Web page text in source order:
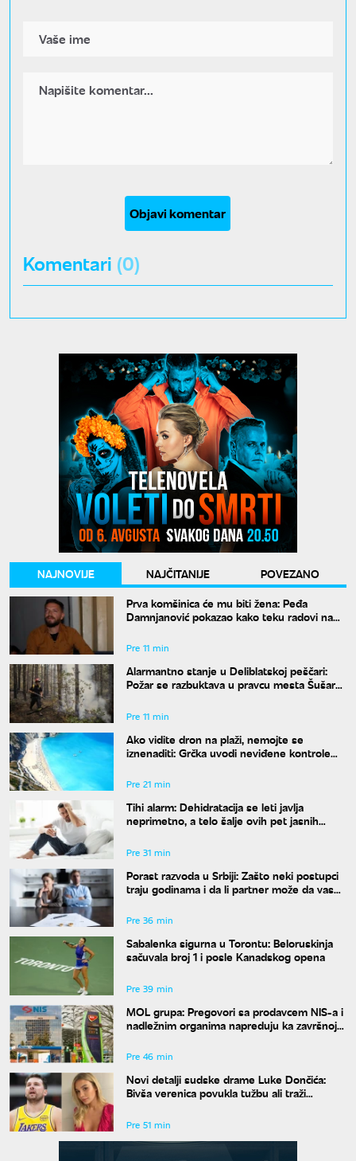
Objavi komentar
Komentari (0)
NAJNOVIJE NAJČITANIJE
POVEZANO
Prva komšinica će mu biti žena: Peđa
Damnjanović pokazao kako teku radovi na
suprugom
Pre 11 min
Alarmantno stanje u Deliblatskoj peščari:
Požar se razbuktava u pravcu mesta Šušara,
Pre 11 min
Ako vidite dron na plaži, nemojte se
iznenaditi: Grčka uvodi neviđene kontrole
Pre 21 min
Tihi alarm: Dehidratacija se leti javlja
neprimetno, a telo šalje ovih pet jasnih
Pre 31 min
Porast razvoda u Srbiji: Zašto neki postupci
traju godinama i da li partner može da vas
Pre 36 min
Sabalenka sigurna u Torontu: Beloruskinja
sačuvala broj 1 i posle Kanadskog opena
Pre 39 min
MOL grupa: Pregovori sa prodavcem NIS-a i
nadležnim organima napreduju ka završnoj
Pre 46 min
Novi detalji sudske drame Luke Dončića:
Bivša verenica povukla tužbu ali traži
Pre 51 min